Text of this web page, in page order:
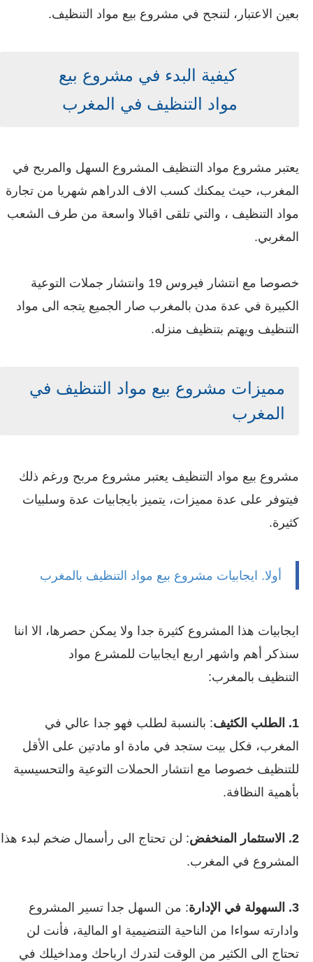
بعين الاعتبار، لتنجح في مشروع بيع مواد التنظيف.
كيفية البدء في مشروع بيع
مواد التنظيف في المغرب
يعتبر مشروع مواد التنظيف المشروع السهل والمربح في
المغرب، حيث يمكنك كسب الاف الدراهم شهريا من تجارة
مواد التنظيف ، والتي تلقى اقبالا واسعة من طرف الشعب
المغربي.
خصوصا مع انتشار فيروس 19 وانتشار جملات التوعية
الكبيرة في عدة مدن بالمغرب صار الجميع يتجه الى مواد
التنظيف ويهتم بتنظيف منزله.
مميزات مشروع بيع مواد التنظيف في
المغرب
مشروع بيع مواد التنظيف يعتبر مشروع مربح ورغم ذلك
فيتوفر على عدة مميزات، يتميز بايجابيات عدة وسلبيات
كثيرة.
أولا. ايجابيات مشروع بيع مواد التنظيف بالمغرب
ايجابيات هذا المشروع كثيرة جدا ولا يمكن حصرها، الا اننا
سنذكر أهم واشهر اربع ايجابيات للمشرع مواد
التنظيف بالمغرب:
1. الطلب الكثيف
: بالنسبة لطلب فهو جدا عالي في
المغرب، فكل بيت ستجد في مادة او مادتين على الأقل
للتنظيف خصوصا مع انتشار الحملات التوعية والتحسيسية
بأهمية النظافة.
2. الاستثمار المنخفض
: لن تحتاج الى رأسمال ضخم لبدء هذا
المشروع في المغرب.
3. السهولة في الإدارة
: من السهل جدا تسير المشروع
وادارته سواءا من الناحية التنضيمية او المالية، فأنت لن
تحتاج الى الكثير من الوقت لتدرك ارباحك ومداخيلك في